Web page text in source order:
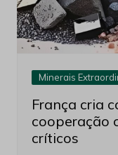
Minerais
França cria
cooperação
críticos